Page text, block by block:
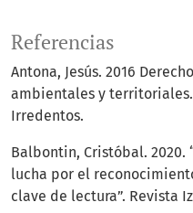
Referencias
Antona, Jesús. 2016
ambientales y
Irredentos.
Balbontin, Cristóbal. 2020.
lucha por el
clave de lectura”. Revista